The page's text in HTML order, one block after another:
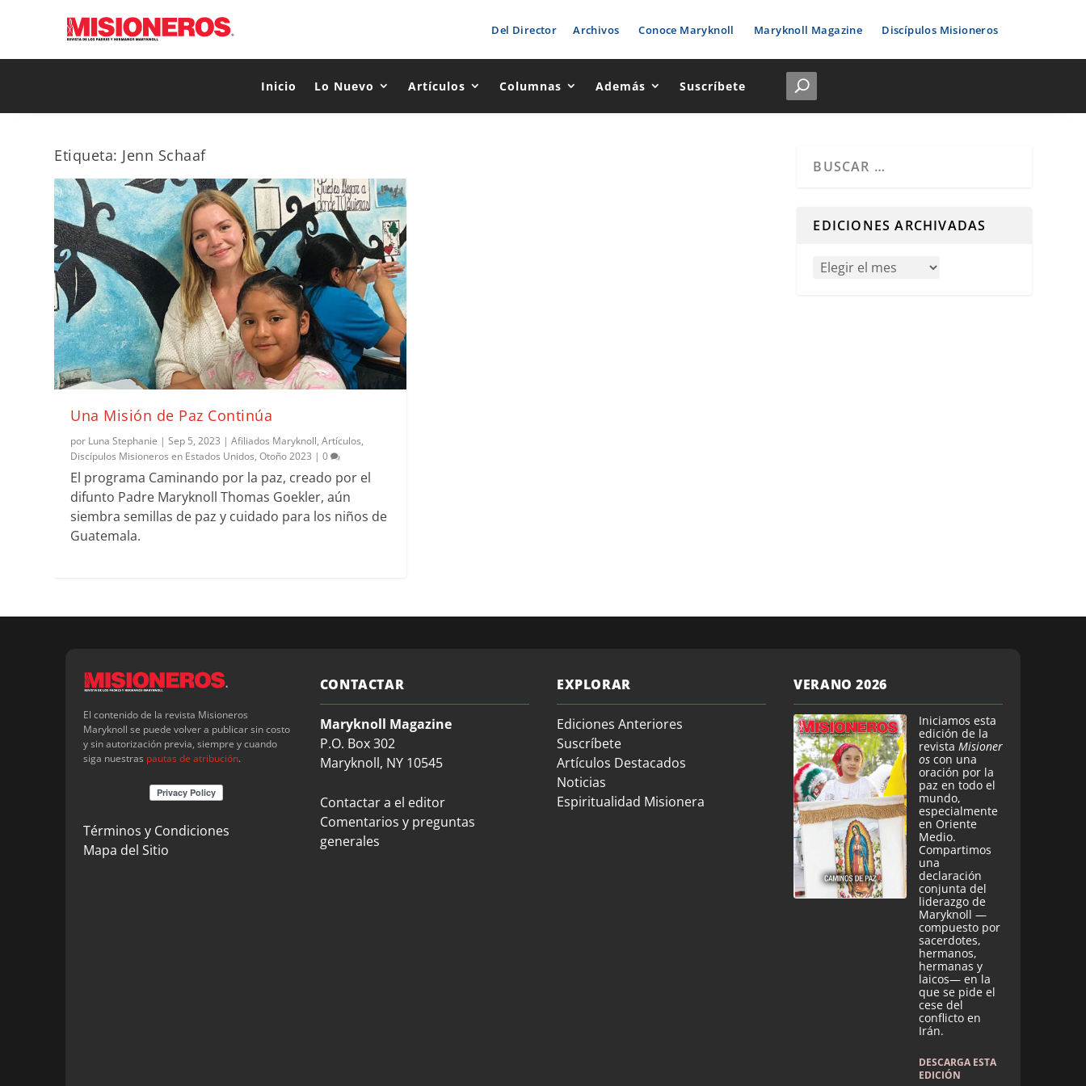
Del Director Archivos Conoce Maryknoll Maryknoll Magazine Discípulos Misioneros
Inicio Lo Nuevo Artículos Columnas Además Suscríbete
Etiqueta: Jenn Schaaf
Una Misión de Paz Continúa
por Luna Stephanie |Sep 5, 2023 |Afiliados Maryknoll,Artículos,
Discípulos Misioneros en Estados Unidos,Otoño 2023 |0
El programa Caminando por la paz, creado por el
difunto Padre Maryknoll Thomas Goekler, aún
siembra semillas de paz y cuidado para los niños de
Guatemala.
EDICIONES ARCHIVADAS
El contenido de la revista Misioneros
Maryknoll se puede volver a publicar sin costo
y sin autorización previa, siempre y cuando
siga nuestras pautas de atribución.
Términos y Condiciones
Mapa del Sitio
CONTACTAR
Maryknoll Magazine
P.O. Box 302
Maryknoll, NY 10545
Contactar a el editor
Comentarios y preguntas
generales
EXPLORAR
Ediciones Anteriores
Suscríbete
Artículos Destacados
Noticias
Espiritualidad Misionera
VERANO 2026
Iniciamos esta
edición de la
revista Misioner
os con una
oración por la
paz en todo el
mundo,
especialmente
en Oriente
Medio.
Compartimos
una
declaración
conjunta del
liderazgo de
Maryknoll —
compuesto por
sacerdotes,
hermanos,
hermanas y
laicos— en la
que se pide el
cese del
conflicto en
Irán.
DESCARGA ESTA
EDICIÓN